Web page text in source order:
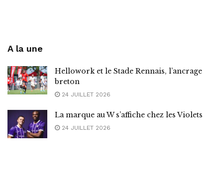
A la une
Hellowork et le Stade Rennais, l’ancrage
breton
24 JUILLET 2026
La marque au W s’affiche chez les Violets
24 JUILLET 2026